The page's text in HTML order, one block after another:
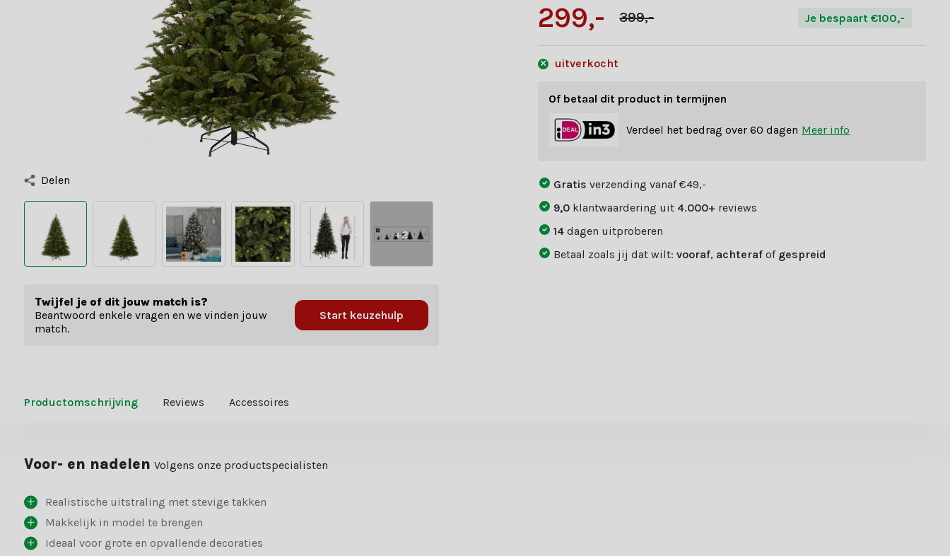
Delen
+2
Twijfel je of dit jouw match is?
Beantwoord enkele vragen en we vinden jouw
match.
Start keuzehulp
299,- 399,- Je bespaart €100,-
uitverkocht
Of betaal dit product in termijnen
Verdeel het bedrag over 60 dagen Meer info
Gratisverzending vanaf €49,-
9,0 klantwaardering uit 4.000+ reviews
14dagen uitproberen
Betaal zoals jij dat wilt:vooraf, achteraf of gespreid
Productomschrijving Reviews Accessoires
Voor- en nadelen Volgens onze productspecialisten
Realistische uitstraling met stevige takken
Makkelijk in model te brengen
Ideaal voor grote en opvallende decoraties